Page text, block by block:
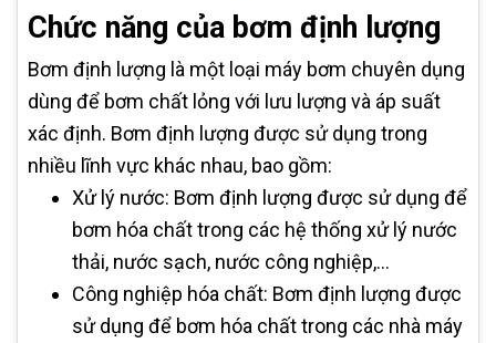
Chức năng của bơm định lượng
Bơm định lượng là một loại máy bơm chuyên dụng
dùng để bơm chất lỏng với lưu lượng và áp suất
xác định. Bơm định lượng được sử dụng trong
nhiều lĩnh vực khác nhau, bao gồm:
Xử lý nước: Bơm định lượng được sử dụng để
bơm hóa chất trong các hệ thống xử lý nước
thải, nước sạch, nước công nghiệp,...
Công nghiệp hóa chất: Bơm định lượng được
sử dụng để bơm hóa chất trong các nhà máy